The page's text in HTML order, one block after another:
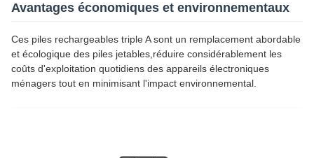
Avantages économiques et environnementaux
Ces piles rechargeables triple A sont un remplacement abordable
et écologique des piles jetables,réduire considérablement les
coûts d'exploitation quotidiens des appareils électroniques
ménagers tout en minimisant l'impact environnemental.